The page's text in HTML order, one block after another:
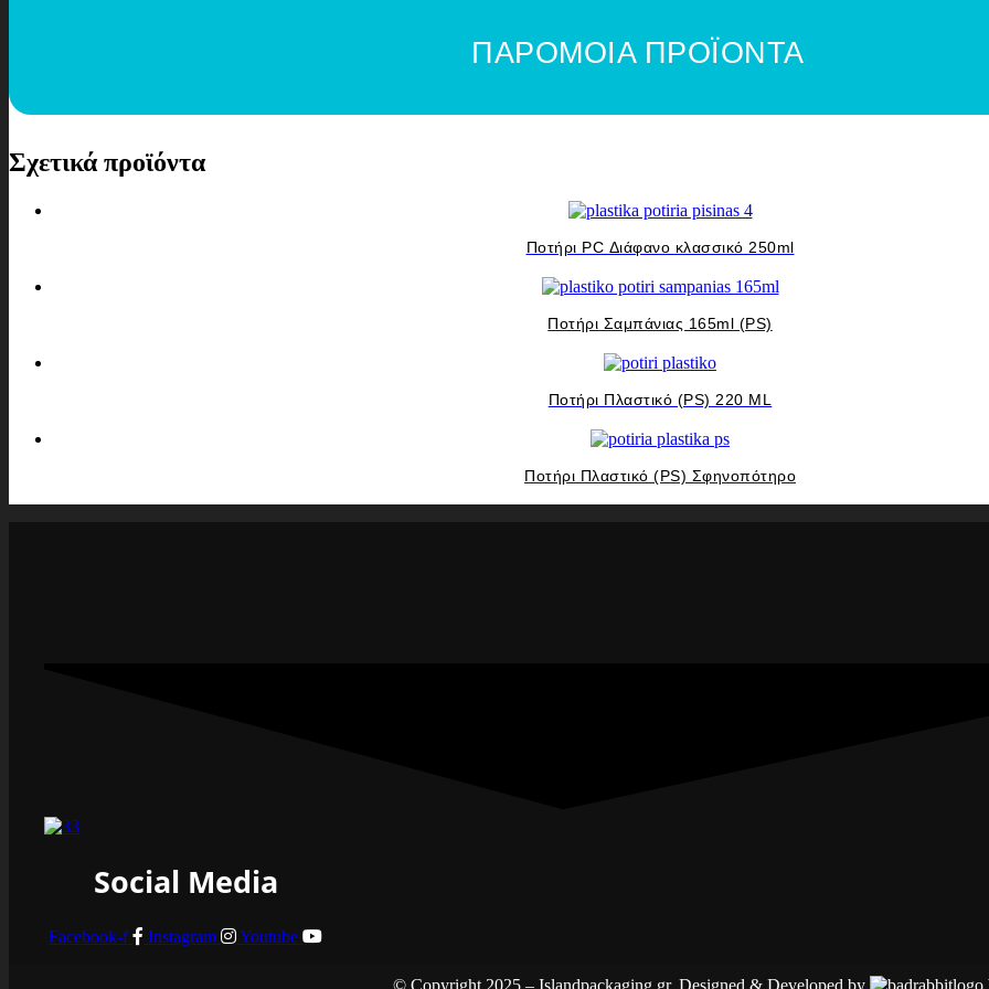
ΠΑΡΟΜΟΙΑ ΠΡΟΪΟΝΤΑ
Σχετικά προϊόντα
Ποτήρι PC Διάφανο κλασσικό 250ml
Ποτήρι Σαμπάνιας 165ml (PS)
Ποτήρι Πλαστικό (ΡS) 220 ΜL
Ποτήρι Πλαστικό (ΡS) Σφηνοπότηρο
Social Media
Facebook-f Instagram Youtube
© Copyright 2025 – Islandpackaging.gr. Designed & Developed by